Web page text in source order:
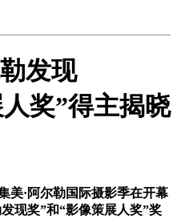
发现
奖”得主揭晓
美·阿尔勒国际摄影季在开幕
现奖”和“影像策展人奖”奖